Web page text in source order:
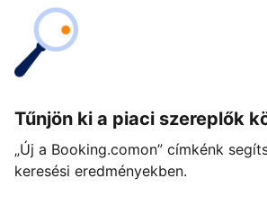
Tűnjön ki a piaci szereplők
„Új a Booking.comon” címkénk
keresési eredményekben.